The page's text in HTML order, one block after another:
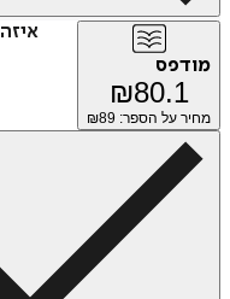
מודפס
₪80.1
מחיר על הספר: ₪ 89